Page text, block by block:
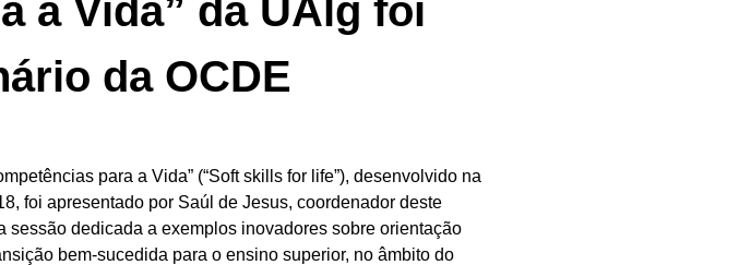
a Vida” da UAlg foi
da OCDE
para a Vida” (“Soft skills for life”), desenvolvido na
foi apresentado por Saúl de Jesus, coordenador deste
sessão dedicada a exemplos inovadores sobre orientação
bem-sucedida para o ensino superior, no âmbito do